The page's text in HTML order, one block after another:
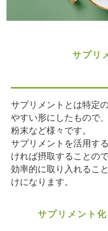
サプリ
サプリメントとは特定
やすい形にしたもので
粉末など様々です。
サプリメントを活用す
ければ摂取することの
効率的に取り入れるこ
けになります。
サプリメント